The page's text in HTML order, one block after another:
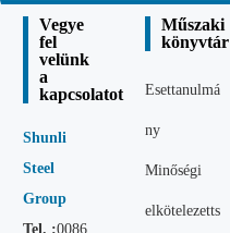
Vegye
fel
velünk
a
kapcsolatot
Shunli
Steel
Group
Tel. :0086
Műszaki
könyvtár
Esettanulmá
ny
Minőségi
elkötelezetts